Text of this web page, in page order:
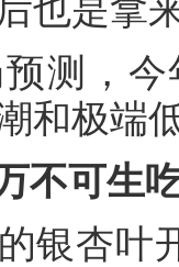
也是拿
测，
和极端
不可生
银杏叶